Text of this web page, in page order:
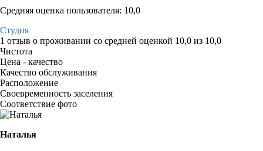
Средняя оценка пользователя: 10,0
Студия
1 отзыв о проживании со средней оценкой 10,0 из 10,0
Чистота
Цена - качество
Качество обслуживания
Расположение
Своевременность заселения
Соответствие фото
Наталья